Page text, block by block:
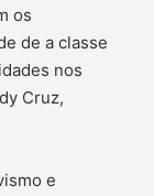
os
de a classe
nos
Cruz,
e